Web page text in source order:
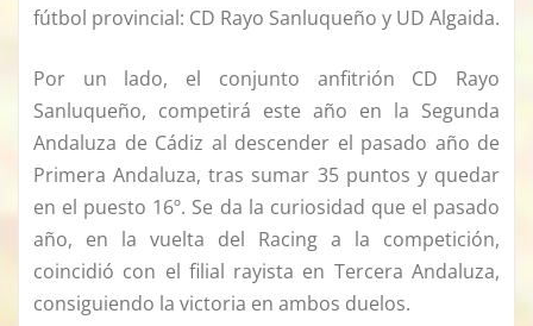
fútbol provincial: CD Rayo Sanluqueño y UD Algaida.
Por un lado, el conjunto anfitrión CD Rayo
Sanluqueño, competirá este año en la Segunda
Andaluza de Cádiz al descender el pasado año de
Primera Andaluza, tras sumar 35 puntos y quedar
en el puesto 16º. Se da la curiosidad que el pasado
año, en la vuelta del Racing a la competición,
coincidió con el filial rayista en Tercera Andaluza,
consiguiendo la victoria en ambos duelos.